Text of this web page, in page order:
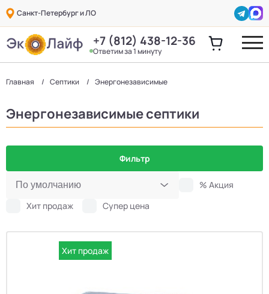
Санкт-Петербург и ЛО
+7 (812) 438-12-36
Ответим за 1 минуту
Главная Септики Энергонезависимые
Энергонезависимые септики
Фильтр
% Акция
Хит продаж
Супер цена
Хит продаж